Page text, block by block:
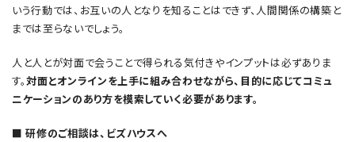
いう行動では、お互いの人となりを知ることはできず、人間関係の構築と
までは至らないでしょう。
人と人とが対面で会うことで得られる気付きやインプットは必ずありま
す。対面とオンラインを上手に組み合わせながら、目的に応じてコミュ
ニケーションのあり方を模索していく必要があります。
■ 研修のご相談は、ビズハウスへ